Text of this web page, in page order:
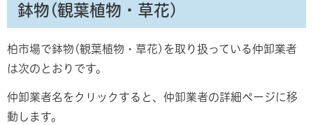
鉢物(観葉植物・草花)
柏市場で鉢物(観葉植物・草花)を取り扱っている仲卸業者
は次のとおりです。
仲卸業者名をクリックすると、仲卸業者の詳細ページに移
動します。